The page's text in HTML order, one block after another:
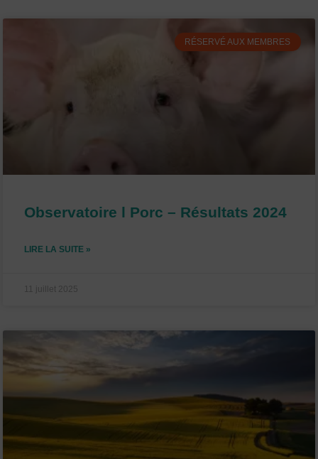
RÉSERVÉ AUX MEMBRES
Observatoire l Porc – Résultats 2024
LIRE LA SUITE »
11 juillet 2025